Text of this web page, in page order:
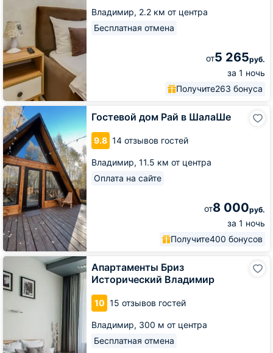
Владимир, 2.2 км от центра
Бесплатная отмена
от5 265руб.
за 1 ночь
Получите263 бонуса
Гостевой дом Рай в ШалаШе
9.8 14 отзывов гостей
Владимир, 11.5 км от центра
Оплата на сайте
от8 000руб.
за 1 ночь
Получите400 бонусов
Гостевой
дом
Рай
в
ШалаШе
Апартаменты Бриз
Исторический Владимир
10 15 отзывов гостей
Владимир, 300 м от центра
Бесплатная отмена
Апартаменты
Бриз
Исторический
Владимир